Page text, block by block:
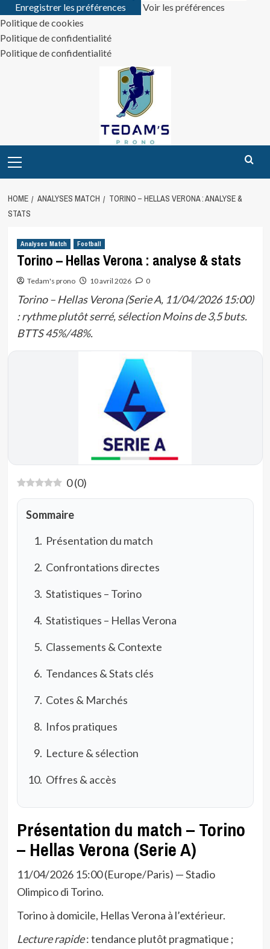
Enregistrer les préférences
Voir les préférences
Politique de cookies
Politique de confidentialité
Politique de confidentialité
Menu
HOME ANALYSES MATCH
TORINO – HELLAS VERONA : ANALYSE &
STATS
Analyses Match Football
Torino – Hellas Verona : analyse & stats
Tedam's prono 10 avril 2026 0
Torino – Hellas Verona (Serie A, 11/04/2026 15:00)
: rythme plutôt serré, sélection Moins de 3,5 buts.
BTTS 45%/48%.
0(0)
Sommaire
Présentation du match
Confrontations directes
Statistiques – Torino
Statistiques – Hellas Verona
Classements & Contexte
Tendances & Stats clés
Cotes & Marchés
Infos pratiques
Lecture & sélection
Offres & accès
Présentation du match – Torino
– Hellas Verona (Serie A)
11/04/2026 15:00 (Europe/Paris) — Stadio
Olimpico di Torino.
Torino à domicile, Hellas Verona à l’extérieur.
Lecture rapide: tendance plutôt pragmatique ;